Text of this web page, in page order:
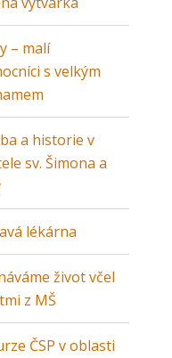
– malí
s velkým
a historie v
sv. Šimona a
lékárna
život včel
z MŠ
ČSP v oblasti